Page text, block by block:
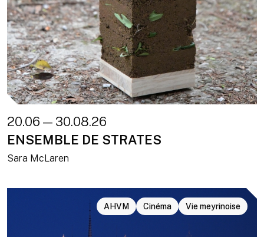
20.06 — 30.08.26
ENSEMBLE DE STRATES
Sara McLaren
AHVM Cinéma Vie meyrinoise